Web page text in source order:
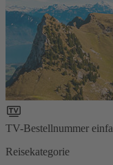
TV-Bestellnummer
Reisekategorie